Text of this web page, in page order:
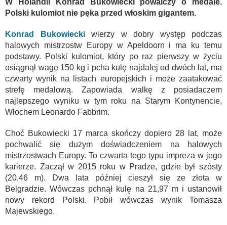
Polski kulomiot nie pęka przed włoskim gigantem.
Konrad Bukowiecki
wierzy w dobry występ podczas
halowych mistrzostw Europy w Apeldoorn i ma ku temu
podstawy. Polski kulomiot, który po raz pierwszy w życiu
osiągnął wagę 150 kg i pcha kulę najdalej od dwóch lat, ma
czwarty wynik na listach europejskich i może zaatakować
strefę medalową. Zapowiada walkę z posiadaczem
najlepszego wyniku w tym roku na Starym Kontynencie,
Włochem Leonardo Fabbrim.
Choć Bukowiecki 17 marca skończy dopiero 28 lat, może
pochwalić się dużym doświadczeniem na halowych
mistrzostwach Europy. To czwarta tego typu impreza w jego
karierze. Zaczął w 2015 roku w Pradze, gdzie był szósty
(20,46 m). Dwa lata później cieszył się ze złota w
Belgradzie. Wówczas pchnął kulę na 21,97 m i ustanowił
nowy rekord Polski. Pobił wówczas wynik Tomasza
Majewskiego.